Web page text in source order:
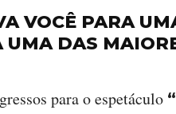
VOCÊ PARA
UMA DAS
para o espetáculo